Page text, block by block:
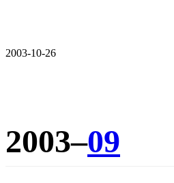
2003-10-26
2003–09